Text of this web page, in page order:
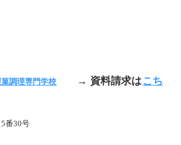
調理専門学校 → 資料請求はこち
番30号